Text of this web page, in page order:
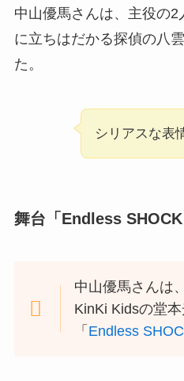
中山優馬さんは、主役の
に立ちはだかる探偵の八
た。
シリアスな表
舞台「Endless
中山優馬さんは
KinKi Kidsの堂
「 Endless